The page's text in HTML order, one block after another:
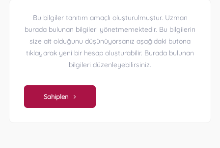
Bu bilgiler tanıtım amaçlı oluşturulmuştur. Uzman
burada bulunan bilgileri yönetmemektedir. Bu bilgilerin
size ait olduğunu düşünüyorsanız aşağıdaki butona
tıklayarak yeni bir hesap oluşturabilir. Burada bulunan
bilgileri düzenleyebilirsiniz.
Sahiplen